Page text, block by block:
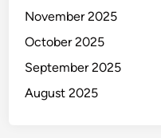
November 2025
October 2025
September 2025
August 2025